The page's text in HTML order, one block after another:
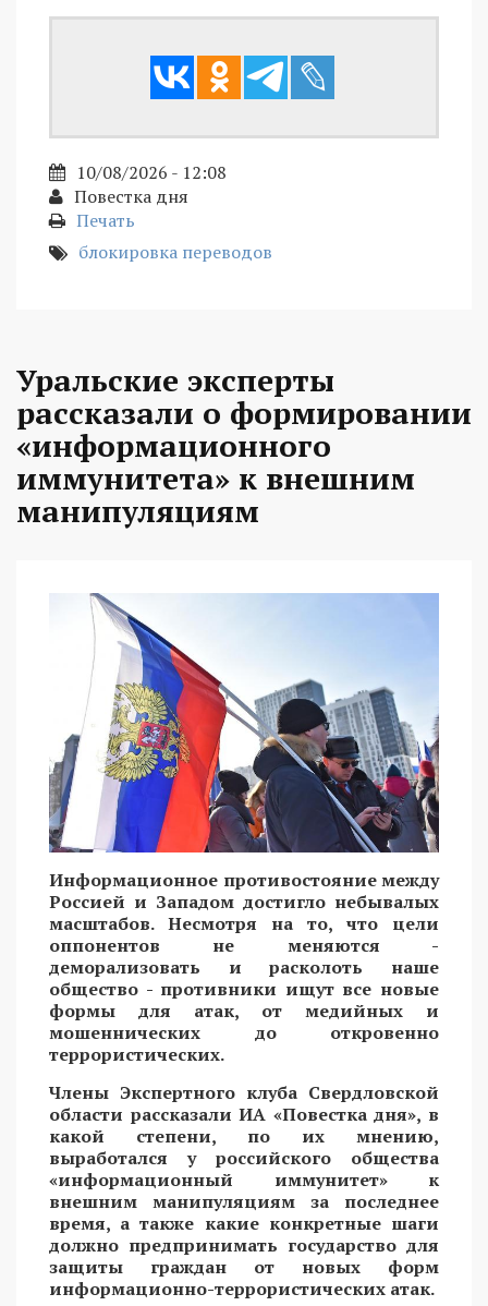
10/08/2026 - 12:08
Повестка дня
Печать
блокировка переводов
Уральские эксперты
рассказали о формировании
«информационного
иммунитета» к внешним
манипуляциям
Информационное противостояние между
Россией и Западом достигло небывалых
масштабов. Несмотря на то, что цели
оппонентов не меняются -
деморализовать и расколоть наше
общество - противники ищут все новые
формы для атак, от медийных и
мошеннических до откровенно
террористических.
Члены Экспертного клуба Свердловской
области рассказали ИА «Повестка дня», в
какой степени, по их мнению,
выработался у российского общества
«информационный иммунитет» к
внешним манипуляциям за последнее
время, а также какие конкретные шаги
должно предпринимать государство для
защиты граждан от новых форм
информационно-террористических атак.